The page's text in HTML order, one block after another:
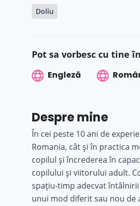
Doliu
Pot sa vorbesc cu tine
Engleză
Despre mine
În cei peste 10 ani de
Romania, cât și în practica
copilul și încrederea în
copilului și viitorului adult.
spațiu-timp adecvat
unui mod diferit sau nou de